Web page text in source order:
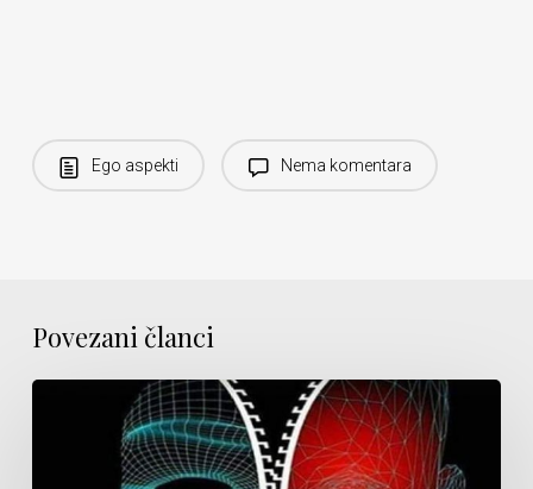
Ego aspekti Nema komentara
Povezani članci
Trikovi